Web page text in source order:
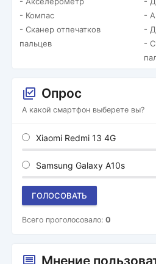
- Компас
- Сканер отпечатков
пальцев
-
-
-
Опрос
А какой смартфон выберете вы?
Xiaomi Redmi 13 4G
Samsung Galaxy A10s
ГОЛОСОВАТЬ
Всего проголосовало: 0
Мнение